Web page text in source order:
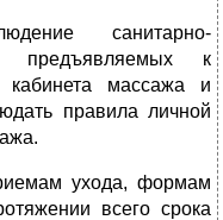
санитарно-
предъявляемых к
кабинета массажа и
правила личной
ухода, формам
всего срока